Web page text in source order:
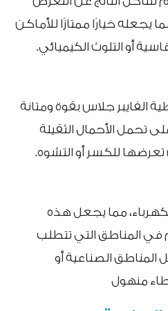
يجعله خيارًا ممتازًا للأماكن
أو التلوث الكيميائي.
الفايبر جلاس بقوة ومتانة
تحمل الأحمال الثقيلة
تعرضها للكسر أو التشوه.
مما يجعل هذه
في المناطق التي تتطلب
الصناعية أو
منهول